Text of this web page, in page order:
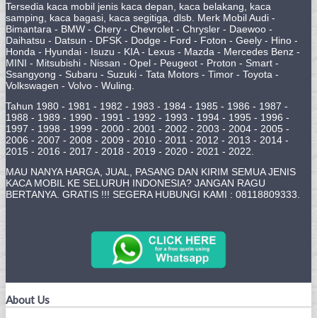
Tersedia kaca mobil jenis kaca depan, kaca belakang, kaca
samping, kaca bagasi, kaca segitiga, dlsb. Merk Mobil Audi -
Bimantara - BMW - Chery - Chevrolet - Chrysler - Daewoo -
Daihatsu - Datsun - DFSK - Dodge - Ford - Foton - Geely - Hino -
Honda - Hyundai - Isuzu - KIA - Lexus - Mazda - Mercedes Benz -
MINI - Mitsubishi - Nissan - Opel - Peugeot - Proton - Smart -
Ssangyong - Subaru - Suzuki - Tata Motors - Timor - Toyota -
Volkswagen - Volvo - Wuling.
Tahun 1980 - 1981 - 1982 - 1983 - 1984 - 1985 - 1986 - 1987 -
1988 - 1989 - 1990 - 1991 - 1992 - 1993 - 1994 - 1995 - 1996 -
1997 - 1998 - 1999 - 2000 - 2001 - 2002 - 2003 - 2004 - 2005 -
2006 - 2007 - 2008 - 2009 - 2010 - 2011 - 2012 - 2013 - 2014 -
2015 - 2016 - 2017 - 2018 - 2019 - 2020 - 2021 - 2022.
MAU NANYA HARGA, JUAL, PASANG DAN KIRIM SEMUA JENIS
KACA MOBIL KE SELURUH INDONESIA? JANGAN RAGU
BERTANYA. GRATIS !!! SEGERA HUBUNGI KAMI : 08118809333.
About Us